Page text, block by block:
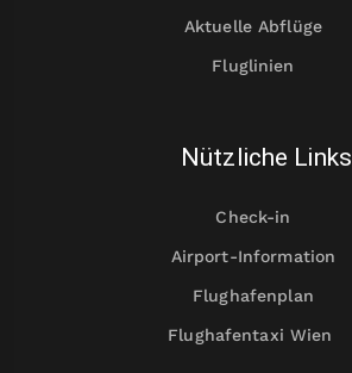
Aktuelle Abflüge
Fluglinien
Nützliche Links
Check-in
Airport-Information
Flughafenplan
Flughafentaxi Wien